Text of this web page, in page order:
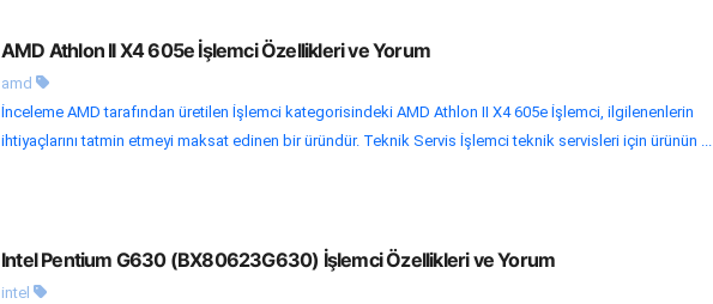
AMD Athlon II X4 605e İşlemci Özellikleri ve Yorum
amd
İnceleme AMD tarafından üretilen İşlemci kategorisindeki AMD Athlon II X4 605e İşlemci, ilgilenenlerin
ihtiyaçlarını tatmin etmeyi maksat edinen bir üründür. Teknik Servis İşlemci teknik servisleri için ürünün ...
Intel Pentium G630 (BX80623G630) İşlemci Özellikleri ve Yorum
intel